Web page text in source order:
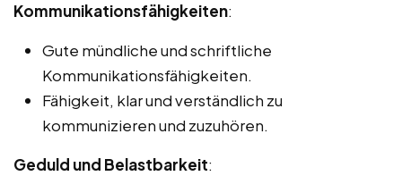
Kommunikationsfähigkeiten:
Gute mündliche und schriftliche
Kommunikationsfähigkeiten.
Fähigkeit, klar und verständlich zu
kommunizieren und zuzuhören.
Geduld und Belastbarkeit: